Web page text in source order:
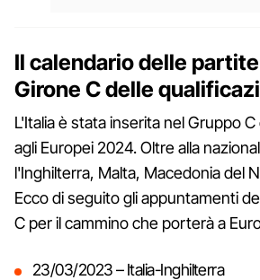
Il calendario delle
Girone C delle
L'Italia è stata inserita nel Gruppo
agli Europei 2024. Oltre alla
l'Inghilterra, Malta, Macedonia del
Ecco di seguito gli appuntamenti
C per il cammino che porterà a
23/03/2023 – Italia-Inghilterra